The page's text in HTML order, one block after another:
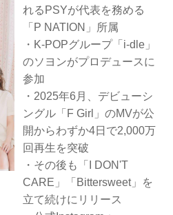
れるPSYが代表を務める
「P NATION」所属
・K-POPグループ「i-dle」
のソヨンがプロデュースに
参加
・2025年6月、デビューシ
ングル「F Girl」のMVが公
開からわずか4日で2,000万
回再生を突破
・その後も「I DON'T
CARE」「Bittersweet」を
立て続けにリリース